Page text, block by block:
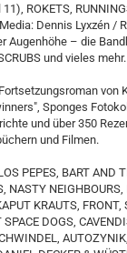
ROKETS,
Dennis Lyxzén /
Augenhöhe – die
und vieles mehr.
von
Sponges
und über 350
und Filmen.
PEPES, BART AND
NASTY
KRAUTS, FRONT,
SPACE DOGS,